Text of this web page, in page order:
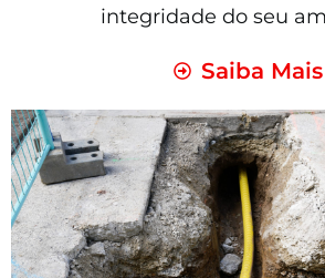
integridade do seu
Saiba Mais